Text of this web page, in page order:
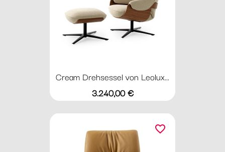
Cream Drehsessel von Leolux...
Preis
3.240,00 €
favorite_border